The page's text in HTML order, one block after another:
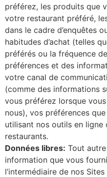
préférez, les produits que
votre restaurant préféré,
dans le cadre d’enquêtes
habitudes d’achat (telles
préférés ou la fréquence
préférences et des
votre canal de
(comme des informations
vous préférez lorsque
nous), vos préférences
utilisant nos outils en ligne
restaurants.
Données libres: Tout
information que vous
l’intermédiaire de nos